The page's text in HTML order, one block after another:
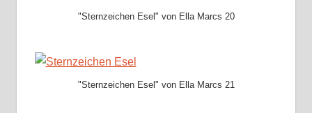
"Sternzeichen Esel" von Ella Marcs 20
"Sternzeichen Esel" von Ella Marcs 21